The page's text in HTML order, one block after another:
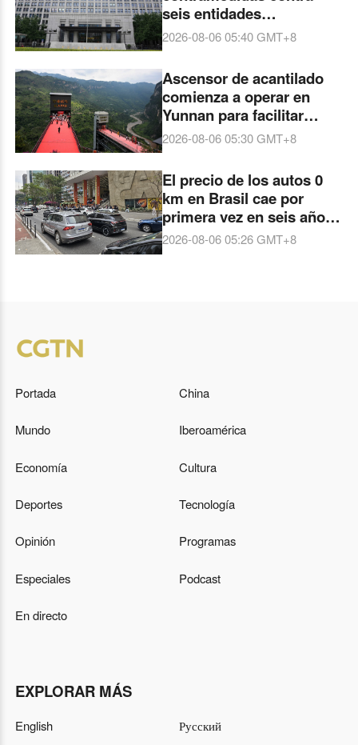
seis entidades
estadounidenses
2026-08-06 05:40GMT+8
Ascensor de acantilado
comienza a operar en
Yunnan para facilitar
viajes de estudiantes a
2026-08-06 05:30GMT+8
El precio de los autos 0
km en Brasil cae por
primera vez en seis años,
impulsado por marcas
2026-08-06 05:26GMT+8
Portada China
Mundo Iberoamérica
Economía Cultura
Deportes Tecnología
Opinión Programas
Especiales Podcast
En directo
EXPLORAR MÁS
English
Русский